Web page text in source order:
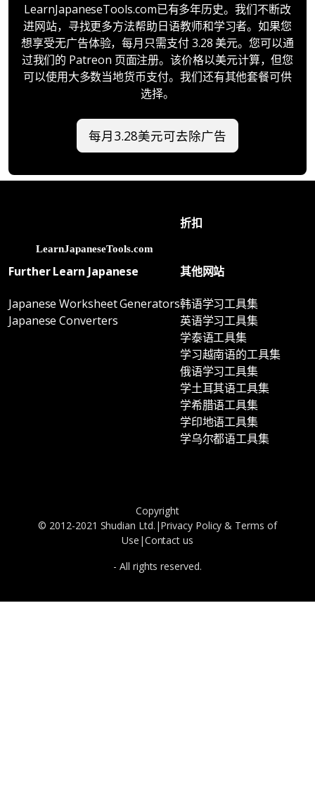
LearnJapaneseTools.com已有多年历史。我们不断改
进网站，寻找更多方法帮助日语教师和学习者。如果您
想享受无广告体验，每月只需支付 3.28 美元。您可以通
过我们的 Patreon 页面注册。该价格以美元计算，但您
可以使用大多数当地货币支付。我们还有其他套餐可供
选择。
每月3.28美元可去除广告
折扣
Further Learn Japanese
Japanese Worksheet Generators
Japanese Converters
其他网站
韩语学习工具集
英语学习工具集
学泰语工具集
学习越南语的工具集
俄语学习工具集
学土耳其语工具集
学希腊语工具集
学印地语工具集
学乌尔都语工具集
Copyright
© 2012-2021 Shudian Ltd.|Privacy Policy & Terms of
Use |Contact us
- All rights reserved.